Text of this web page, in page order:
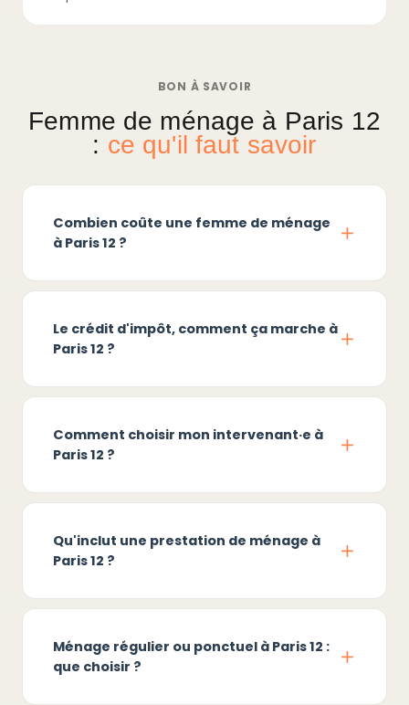
BON À SAVOIR
Femme de ménage à Paris 12
: ce qu'il faut savoir
Combien coûte une femme de ménage
à Paris 12 ?
Le crédit d'impôt, comment ça marche à
Paris 12 ?
Comment choisir mon intervenant·e à
Paris 12 ?
Qu'inclut une prestation de ménage à
Paris 12 ?
Ménage régulier ou ponctuel à Paris 12 :
que choisir ?